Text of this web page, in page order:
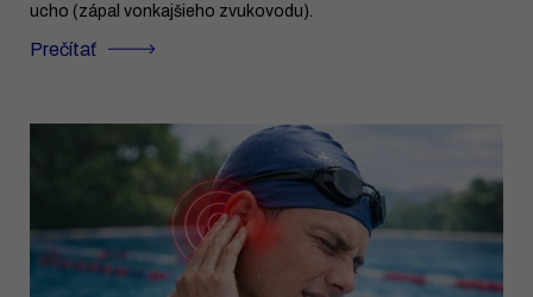
ucho (zápal vonkajšieho zvukovodu).
Prečítať